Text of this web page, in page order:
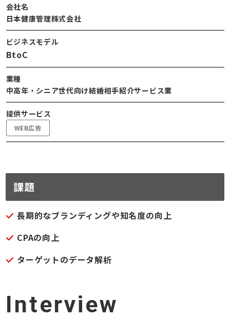
会社名
日本健康管理株式会社
ビジネスモデル
BtoC
業種
中高年・シニア世代向け結婚相手紹介サービス業
提供サービス
WEB広告
課題
長期的なブランディングや知名度の向上
CPAの向上
ターゲットのデータ解析
Interview